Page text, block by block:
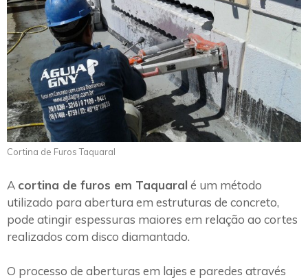
Cortina de Furos Taquaral
A cortina de furos em Taquaral é um método
utilizado para abertura em estruturas de concreto,
pode atingir espessuras maiores em relação ao cortes
realizados com disco diamantado.
O processo de aberturas em lajes e paredes através